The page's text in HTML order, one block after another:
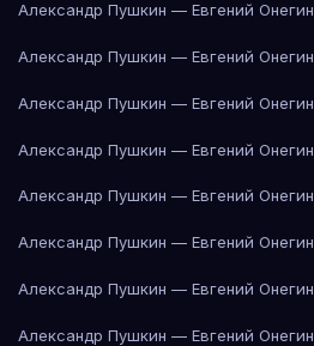
Александр Пушкин — Евгений Онегин
Александр Пушкин — Евгений Онегин
Александр Пушкин — Евгений Онегин
Александр Пушкин — Евгений Онегин
Александр Пушкин — Евгений Онегин
Александр Пушкин — Евгений Онегин
Александр Пушкин — Евгений Онегин
Александр Пушкин — Евгений Онегин